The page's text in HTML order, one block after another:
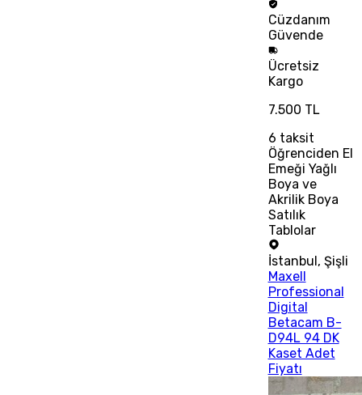
Cüzdanım
Güvende
Ücretsiz
Kargo
7.500 TL
6 taksit
Öğrenciden El
Emeği Yağlı
Boya ve
Akrilik Boya
Satılık
Tablolar
İstanbul , Şişli
Maxell
Professional
Digital
Betacam B-
D94L 94 DK
Kaset Adet
Fiyatı